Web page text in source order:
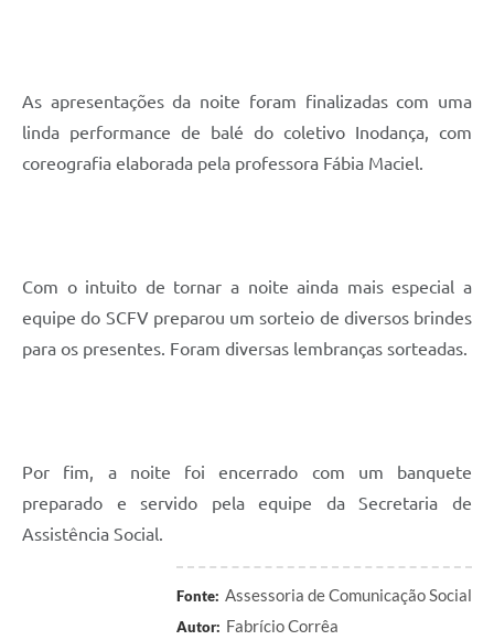
As apresentações da noite foram finalizadas com uma
linda performance de balé do coletivo Inodança, com
coreografia elaborada pela professora Fábia Maciel.
Com o intuito de tornar a noite ainda mais especial a
equipe do SCFV preparou um sorteio de diversos brindes
para os presentes. Foram diversas lembranças sorteadas.
Por fim, a noite foi encerrado com um banquete
preparado e servido pela equipe da Secretaria de
Assistência Social.
Fonte: Assessoria de Comunicação Social
Autor: Fabrício Corrêa